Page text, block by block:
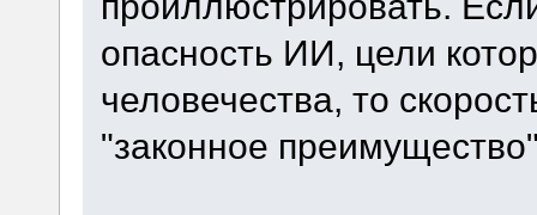
опасность ИИ, цели
человечества, то
"законное